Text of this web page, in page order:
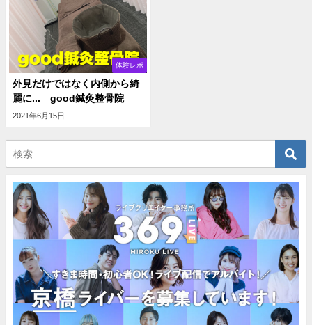
体験レポ
外見だけではなく内側から綺
麗に... good鍼灸整骨院
2021年6月15日